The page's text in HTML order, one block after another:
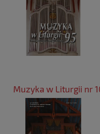
Muzyka w Liturgii nr